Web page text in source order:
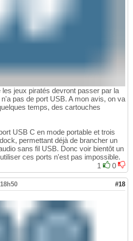
jeux piratés devront passer par la
pas de port USB. A mon avis, on va
temps, des cartouches
USB C en mode portable et trois
permettant déjà de brancher un
sans fil USB. Donc voir bientôt un
ces ports n'est pas impossible.
1
0
#18